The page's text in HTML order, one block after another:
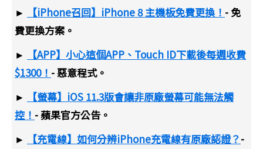
►
【iPhone召回】iPhone 8 主機板免費更換！ - 免
費更換方案。
►
【APP】小心這個APP、Touch ID下載後每週收費
$1300！ - 惡意程式。
►
【螢幕】iOS 11.3版會讓非原廠螢幕可能無法觸
控！ - 蘋果官方公告。
►
【充電線】如何分辨iPhone充電線有原廠認證？-